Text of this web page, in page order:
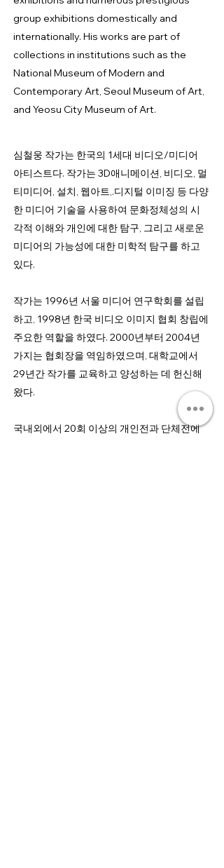
group exhibitions domestically and
internationally. His works are part of
collections in institutions such as the
National Museum of Modern and
Contemporary Art, Seoul Museum of Art,
and Yeosu City Museum of Art.
심철웅 작가는 한국의 1세대 비디오/미디어
아티스트다. 작가는 3D애니메이션, 비디오, 멀
티미디어, 설치, 웹아트,.디지털 이미징 등 다양
한 미디어 기술을 사용하여 문화정체성의 시
각적 이해와 개인에 대한 탐구, 그리고 새로운
미디어의 가능성에 대한 미학적 탐구를 하고
있다.
작가는 1996년 서울 미디어 연구학회를 설립
하고, 1998년 한국 비디오 이미지 협회 창립에
주요한 역할을 하였다. 2000년부터 2004년
가지는 협회장을 역임하였으며, 대학교에서
29년간 작가를 교육하고 양성하는 데 헌신해
왔다.
국내외에서 20회 이상의 개인전과 단체전에